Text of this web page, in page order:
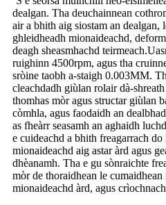
dealgan. Tha deuchainnean
air a bhith aig siostam an dealgan,
ghleidheadh ​​mionaideachd,
deagh sheasmhachd teirmeach.
ruighinn 4500rpm, agus tha
sròine taobh a-staigh 0.003MM.
cleachdadh giùlan rolair dà-
thomhas mòr agus structar giùlan
còmhla, agus faodaidh an
as fheàrr seasamh an aghaidh
e cuideachd a bhith freagarrach
mionaideachd aig astar àrd agus
dhèanamh. Tha e gu sònraichte
mòr de thoraidhean le
mionaideachd àrd, agus